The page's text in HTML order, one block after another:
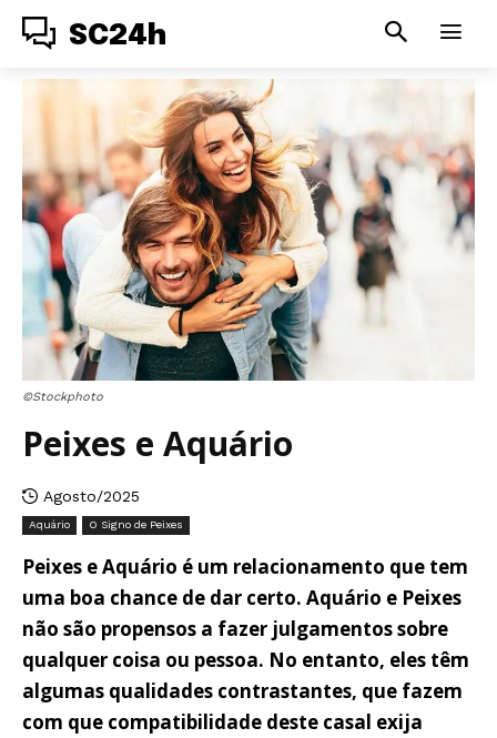
SC24h
©Stockphoto
Peixes e Aquário
Agosto/2025
Aquário O Signo de Peixes
Peixes e Aquário é um relacionamento que tem
uma boa chance de dar certo. Aquário e Peixes
não são propensos a fazer julgamentos sobre
qualquer coisa ou pessoa. No entanto, eles têm
algumas qualidades contrastantes, que fazem
com que compatibilidade deste casal exija